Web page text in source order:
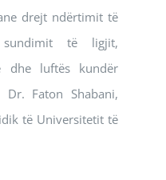
drejt ndërtimit të
sundimit të ligjit,
dhe luftës kundër
Faton Shabani,
të Universitetit të